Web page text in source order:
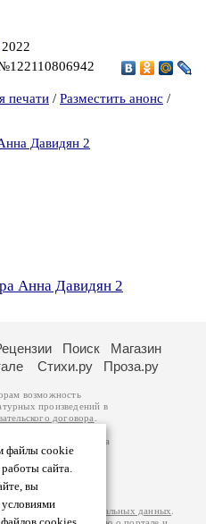
2022
печати / Разместить анонс /
Давидян 2
Анна Давидян 2
файлы cookie
сайта.
вы
условиями
Поиск
Магазин
Стихи.ру Проза.ру
возможность
произведений в
договора
принадлежат авторам
произведений возможна
вы можете
Ответственность за
на
обработки персональных данных